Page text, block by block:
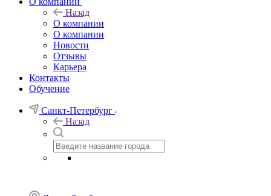
Назад
О компании
О компании
Новости
Отзывы
Карьера
Контакты
Обучение
Санкт-Петербург
Назад